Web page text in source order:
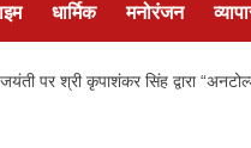
धार्मिक मनोरंजन
पर श्री कृपाशंकर सिंह द्वारा